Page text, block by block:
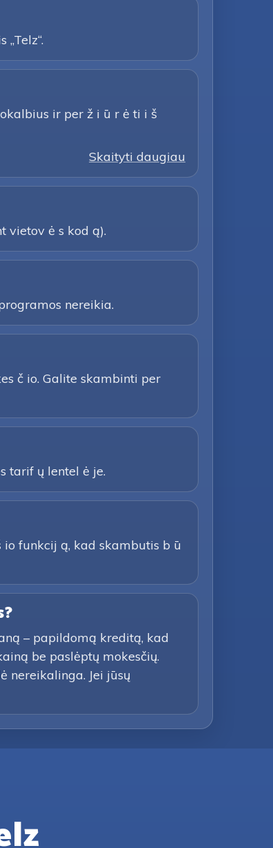
ir per ž i ū r ė ti i š
Skaityti daugiau
vietov ė s kod ą).
nereikia.
č io. Galite skambinti per
tarif ų lentel ė je.
io funkcij ą, kad skambutis b ū
– papildomą kreditą, kad
be paslėptų mokesčių.
nereikalinga. Jei jūsų